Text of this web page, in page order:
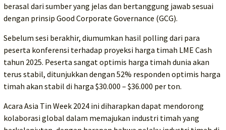
berasal dari sumber yang jelas dan bertanggung jawab sesuai
dengan prinsip Good Corporate Governance (GCG).
Sebelum sesi berakhir, diumumkan hasil polling dari para
peserta konferensi terhadap proyeksi harga timah LME Cash
tahun 2025. Peserta sangat optimis harga timah dunia akan
terus stabil, ditunjukkan dengan 52% responden optimis harga
timah akan stabil di harga $30.000 – $36.000 per ton.
Acara Asia Tin Week 2024 ini diharapkan dapat mendorong
kolaborasi global dalam memajukan industri timah yang